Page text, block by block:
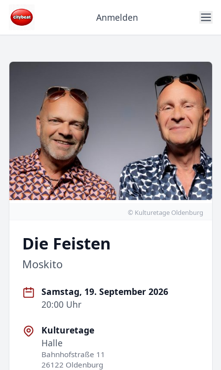
Anmelden
© Kulturetage Oldenburg
Die Feisten
Moskito
Samstag, 19. September 2026
20:00 Uhr
Kulturetage
Halle
Bahnhofstraße 11
26122 Oldenburg